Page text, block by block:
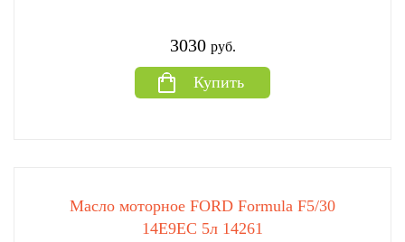
3030 руб.
Купить
Масло моторное FORD Formula F5/30
14E9EC 5л 14261